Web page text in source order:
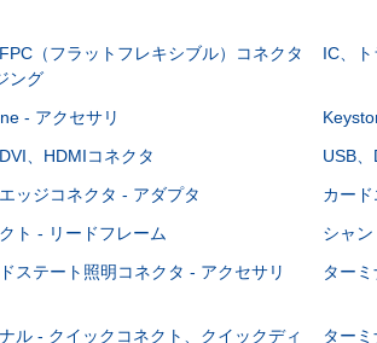
（フラットフレキシブル）コネクタ
ング
IC、
- アクセサリ
、HDMIコネクタ USB
ッジコネクタ - アダプタ カー
ト - リードフレーム シャ
ステート照明コネクタ - アクセサリ ター
ル - クイックコネクト、クイックディ
ター